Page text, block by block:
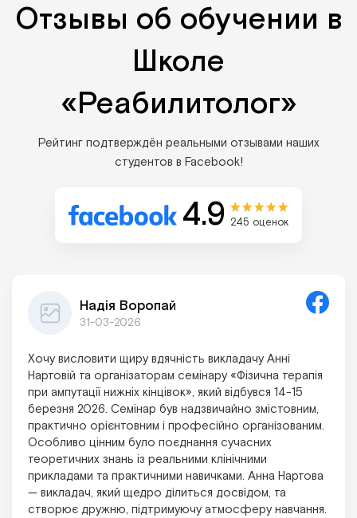
Отзывы об обучении в
Школе
«Реабилитолог»
Рейтинг подтверждён реальными отзывами наших
студентов в Facebook!
4.9 245 оценок
Надія Воропай
31-03-2026
Хочу висловити щиру вдячність викладачу Анні
Нартовій та організаторам семінару «Фізична терапія
при ампутації нижніх кінцівок», який відбувся 14-15
березня 2026. Семінар був надзвичайно змістовним,
практично орієнтовним і професійно організованим.
Особливо цінним було поєднання сучасних
теоретичних знань із реальними клінічними
прикладами та практичними навичками. Анна Нартова
— викладач, який щедро ділиться досвідом, та
створює дружню, підтримуючу атмосферу навчання.